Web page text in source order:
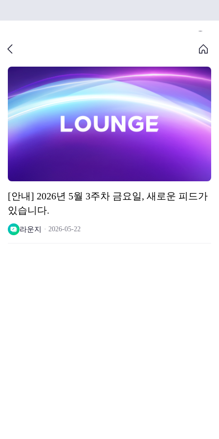
[안내] 2026년 5월 3주차 금요일, 새로운 피드가
있습니다.
라운지 2026-05-22